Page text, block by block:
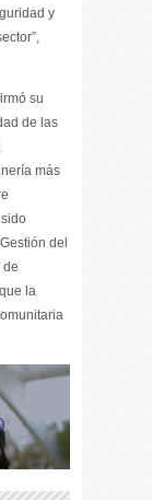
y
su
de las
más
del
de
la